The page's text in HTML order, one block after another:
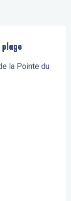
la Pointe du